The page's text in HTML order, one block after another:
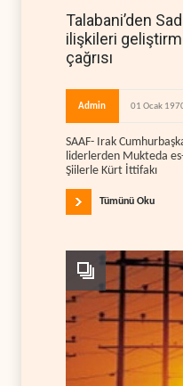
Talabani’den
ilişkileri
çağrısı
Admin 01 Ocak
SAAF- Irak
liderlerden Mukteda
Şiilerle Kürt İttifakı
Tümünü Oku